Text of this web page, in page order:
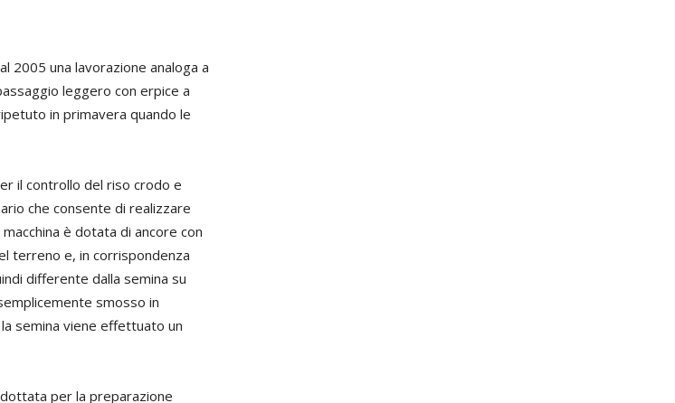
2005 una lavorazione analoga a
leggero con erpice a
in primavera quando le
il controllo del riso crodo e
che consente di realizzare
è dotata di ancore con
terreno e, in corrispondenza
differente dalla semina su
smosso in
semina viene effettuato un
per la preparazione